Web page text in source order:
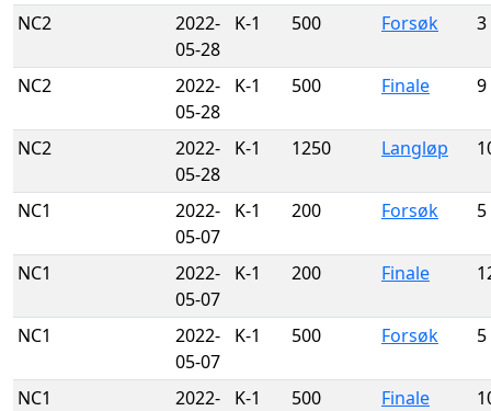
NC2
2022-
05-28
K-1 500 Forsøk 3
NC2
2022-
05-28
K-1 500 Finale 9
NC2
2022-
05-28
K-1 1250 Langløp
NC1
2022-
05-07
K-1 200 Forsøk 5
NC1
2022-
05-07
K-1 200 Finale
NC1
2022-
05-07
K-1 500 Forsøk 5
NC1
2022-
K-1 500 Finale